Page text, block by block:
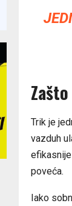
Trik je
vazduh
poveća.
Iako